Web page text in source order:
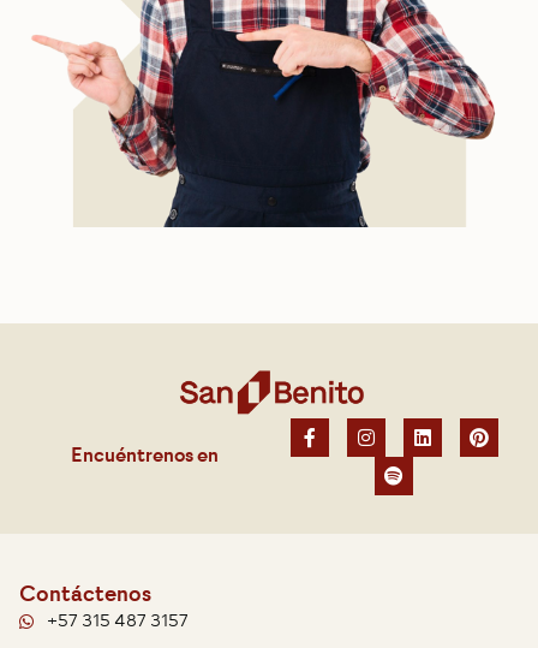
Encuéntrenos en
Contáctenos
+57 315 487 3157